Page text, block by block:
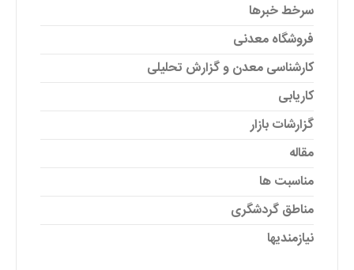
سرخط خبرها
فروشگاه معدنی
کارشناسی معدن و گزارش تحلیلی
کاریابی
گزارشات بازار
مقاله
مناسبت ها
مناطق گردشگری
نیازمندیها